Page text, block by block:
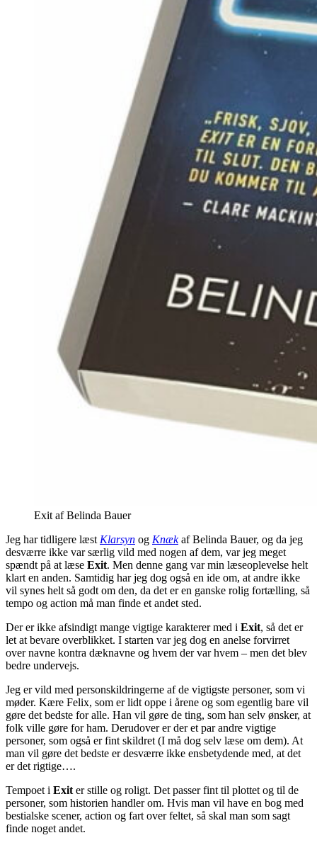
Exit af Belinda Bauer
Jeg har tidligere læst Klarsyn og Knækaf Belinda Bauer, og da jeg
desværre ikke var særlig vild med nogen af dem, var jeg meget
spændt på at læse Exit. Men denne gang var min læseoplevelse helt
klart en anden. Samtidig har jeg dog også en ide om, at andre ikke
vil synes helt så godt om den, da det er en ganske rolig fortælling, så
tempo og action må man finde et andet sted.
Der er ikke afsindigt mange vigtige karakterer med i Exit, så det er
let at bevare overblikket. I starten var jeg dog en anelse forvirret
over navne kontra dæknavne og hvem der var hvem – men det blev
bedre undervejs.
Jeg er vild med personskildringerne af de vigtigste personer, som vi
møder. Kære Felix, som er lidt oppe i årene og som egentlig bare vil
gøre det bedste for alle. Han vil gøre de ting, som han selv ønsker, at
folk ville gøre for ham. Derudover er der et par andre vigtige
personer, som også er fint skildret (I må dog selv læse om dem). At
man vil gøre det bedste er desværre ikke ensbetydende med, at det
er det rigtige….
Tempoet i Exit er stille og roligt. Det passer fint til plottet og til de
personer, som historien handler om. Hvis man vil have en bog med
bestialske scener, action og fart over feltet, så skal man som sagt
finde noget andet.